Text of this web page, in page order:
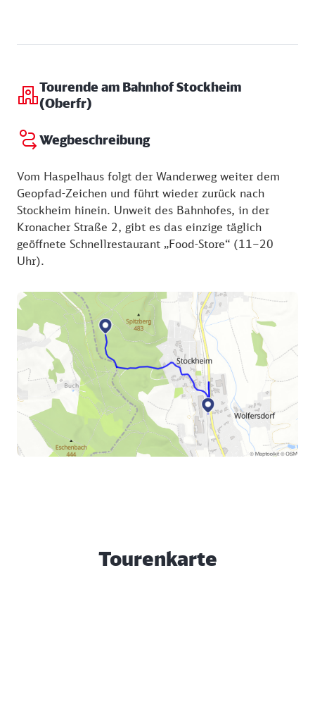
Tourende am Bahnhof Stockheim
(Oberfr)
Wegbeschreibung
Vom Haspelhaus folgt der Wanderweg weiter dem
Geopfad-Zeichen und führt wieder zurück nach
Stockheim hinein. Unweit des Bahnhofes, in der
Kronacher Straße 2, gibt es das einzige täglich
geöffnete Schnellrestaurant „Food-Store“ (11–20
Uhr).
Tourenkarte